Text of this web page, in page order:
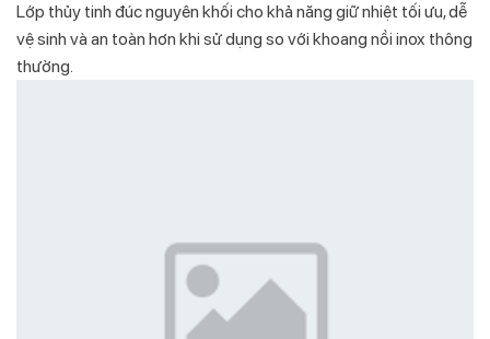
Lớp thủy tinh đúc nguyên khối cho khả năng giữ nhiệt tối ưu, dễ
vệ sinh và an toàn hơn khi sử dụng so với khoang nồi inox thông
thường.